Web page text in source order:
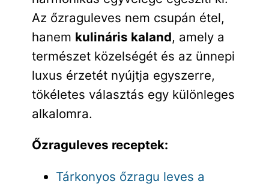
Az őzraguleves nem csupán étel,
hanem kulináris kaland, amely a
természet közelségét és az ünnepi
luxus érzetét nyújtja egyszerre,
tökéletes választás egy különleges
alkalomra.
Őzraguleves receptek:
Tárkonyos őzragu leves a